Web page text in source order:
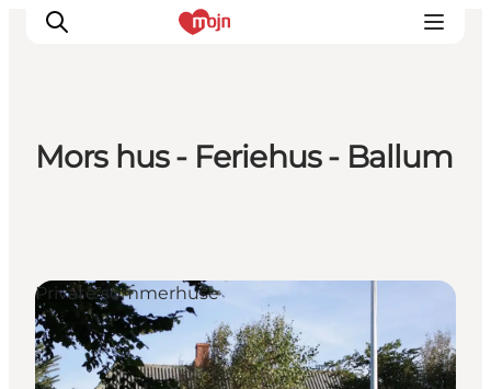
Overnatning
Planlæg din ferie
Booking
Mors hus - Feriehus - Ballum
Private sommerhuse